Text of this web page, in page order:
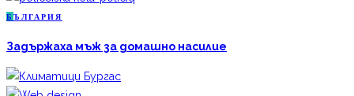
Б ЪЛГАРИЯ
Задържаха мъж за домашно насилие